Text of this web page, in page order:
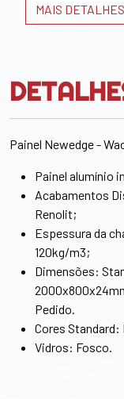
MAIS DETALHES
Painel Newedge -
Painel alumínio
Acabamentos
Renolit;
Espessura da
120kg/m3;
Dimensões:
Pedido.
Cores Standard:
Vidros: Fosco.